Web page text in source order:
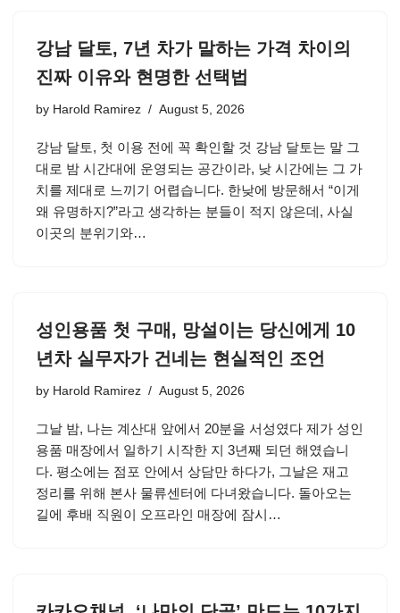
강남 달토, 7년 차가 말하는 가격 차이의
진짜 이유와 현명한 선택법
by Harold Ramirez August 5, 2026
강남 달토, 첫 이용 전에 꼭 확인할 것 강남 달토는 말 그
대로 밤 시간대에 운영되는 공간이라, 낮 시간에는 그 가
치를 제대로 느끼기 어렵습니다. 한낮에 방문해서 “이게
왜 유명하지?”라고 생각하는 분들이 적지 않은데, 사실
이곳의 분위기와…
성인용품 첫 구매, 망설이는 당신에게 10
년차 실무자가 건네는 현실적인 조언
by Harold Ramirez August 5, 2026
그날 밤, 나는 계산대 앞에서 20분을 서성였다 제가 성인
용품 매장에서 일하기 시작한 지 3년째 되던 해였습니
다. 평소에는 점포 안에서 상담만 하다가, 그날은 재고
정리를 위해 본사 물류센터에 다녀왔습니다. 돌아오는
길에 후배 직원이 오프라인 매장에 잠시…